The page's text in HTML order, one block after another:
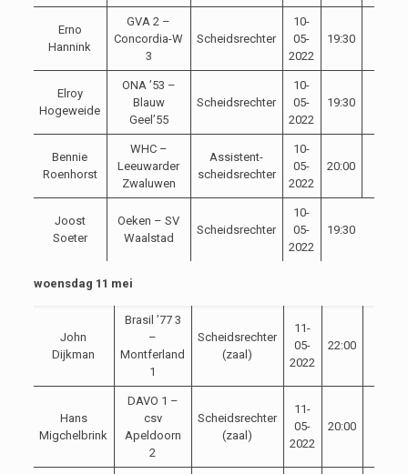
Erno
Hannink
GVA 2 –
Concordia-W
3
Scheidsrechter
10-
05-
2022
19:30
Elroy
Hogeweide
ONA ’53 –
Blauw
Geel’55
Scheidsrechter
10-
05-
2022
19:30
Bennie
Roenhorst
WHC –
Leeuwarder
Zwaluwen
Assistent-
scheidsrechter
10-
05-
2022
20:00
Joost
Soeter
Oeken – SV
Waalstad
Scheidsrechter
10-
05-
2022
19:30
woensdag 11 mei
John
Dijkman
Brasil ’77 3
–
Montferland
1
Scheidsrechter
(zaal)
11-
05-
2022
22:00
Hans
Migchelbrink
DAVO 1 –
csv
Apeldoorn
2
Scheidsrechter
(zaal)
11-
05-
2022
20:00